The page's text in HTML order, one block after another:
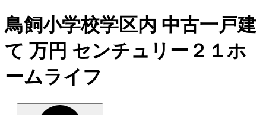
鳥飼小学校学区内 中古一戸建
て 万円 センチュリー２１ホ
ームライフ